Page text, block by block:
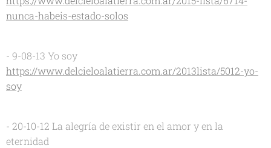
nunca-habeis-estado-solos
- 9-08-13 Yo soy
https://www.delcieloalatierra.com.ar/2013lista/5012-yo-
soy
- 20-10-12 La alegría de existir en el amor y en la
eternidad